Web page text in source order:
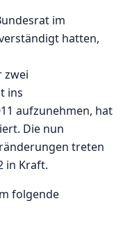
im
hatten,
zwei
ins
aufzunehmen, hat
Die nun
treten
in Kraft.
folgende